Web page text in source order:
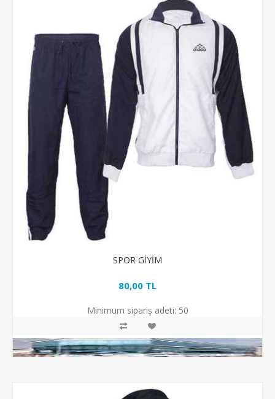
SPOR GİYİM
80,00 TL
Minimum sipariş adeti: 50